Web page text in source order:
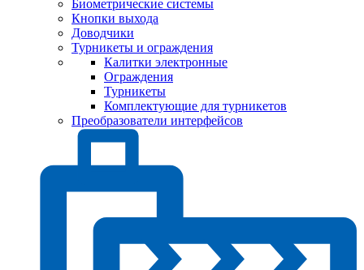
Биометрические системы
Кнопки выхода
Доводчики
Турникеты и ограждения
Калитки электронные
Ограждения
Турникеты
Комплектующие для турникетов
Преобразователи интерфейсов